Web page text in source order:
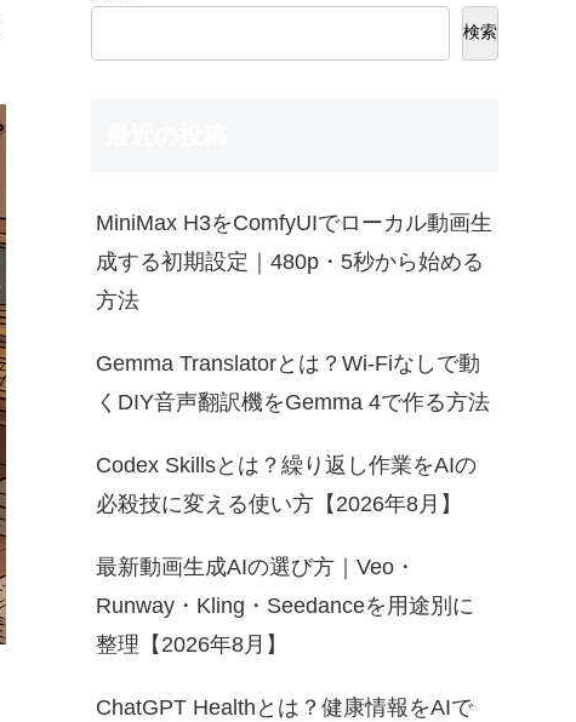
検索
MiniMax H3をComfyUIでローカル動画生
成する初期設定｜480p・5秒から始める
方法
Gemma Translatorとは？Wi-Fiなしで動
くDIY音声翻訳機をGemma 4で作る方法
Codex Skillsとは？繰り返し作業をAIの
必殺技に変える使い方【2026年8月】
最新動画生成AIの選び方｜Veo・
Runway・Kling・Seedanceを用途別に
整理【2026年8月】
ChatGPT Healthとは？健康情報をAIで